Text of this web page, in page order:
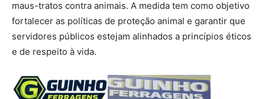
maus-tratos contra animais. A medida tem como objetivo
fortalecer as políticas de proteção animal e garantir que
servidores públicos estejam alinhados a princípios éticos
e de respeito à vida.